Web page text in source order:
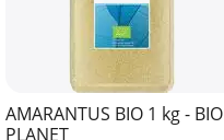
AMARANTUS BIO 1 kg - BIO
PLANET